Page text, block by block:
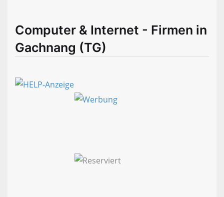
Computer & Internet - Firmen in
Gachnang (TG)